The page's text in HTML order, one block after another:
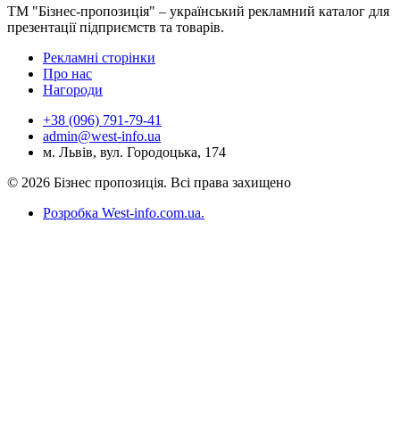
ТМ "Бізнес-пропозиція" – український рекламний каталог для
презентації підприємств та товарів.
Рекламні сторінки
Про нас
Нагороди
+38 (096) 791-79-41
admin@west-info.ua
м. Львів, вул. Городоцька, 174
© 2026 Бізнес пропозиція. Всі права захищено
Розробка West-info.com.ua.